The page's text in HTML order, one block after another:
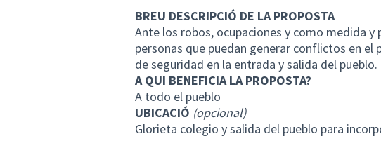
BREU DESCRIPCIÓ DE LA PROPOSTA
Ante los robos, ocupaciones y como medida y
personas que puedan generar conflictos en
de seguridad en la entrada y salida del pueblo.
A QUI BENEFICIA LA PROPOSTA?
A todo el pueblo
UBICACIÓ (opcional)
Glorieta colegio y salida del pueblo para